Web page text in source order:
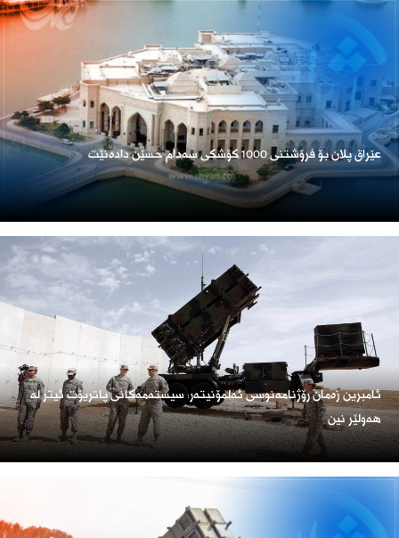
عێراق پلان بۆ فرۆشتنی 1000 کۆشکی سەدام حسێن دادەنێت
ئامبرین زەمان رۆژنامەنوسی ئەلمۆنیتەر: سیستەمەکانی پاتریۆت ئیتر لە
هەولێر نین